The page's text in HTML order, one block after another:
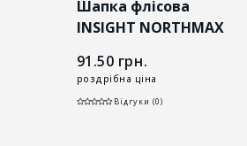
Шапка флісова
INSIGHT NORTHMAX
91.50 грн.
роздрібна ціна
Відгуки (0)